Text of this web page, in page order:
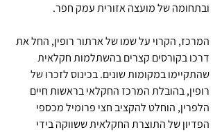
ובתחומה של מועצה אזורית עמק חפר.
המרכז, הקרוי על שמו של ארתור רופין, החל את
דרכו בקורסים קצרים בהשתלמות חקלאית
שהתקיימו במקומות שונים. בכינוס לזכרו של
רופין, בהובלת המרכז החקלאי בראשות חיים
הלפרין, הוחלט להקציב חצי פרומיל מכספי
הפדיון של התוצרת החקלאית ששווקה בידי